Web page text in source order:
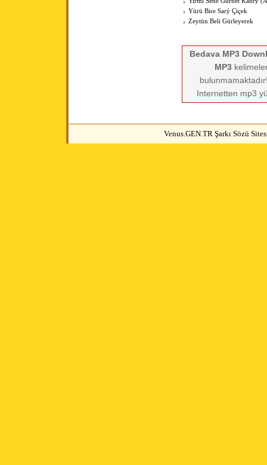
Yürü Bire Sarý Çiçek
Zeytün Beli Gürleyerek
Bedava MP3
MP3
Internetten mp3
Venus.GEN.TR Şarkı Sözü